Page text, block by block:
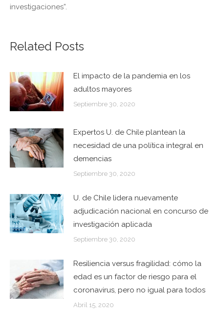
investigaciones”.
Related Posts
El impacto de la pandemia en los
adultos mayores
Septiembre 30, 2020
Expertos U. de Chile plantean la
necesidad de una política integral en
demencias
Septiembre 30, 2020
U. de Chile lidera nuevamente
adjudicación nacional en concurso de
investigación aplicada
Septiembre 30, 2020
Resiliencia versus fragilidad: cómo la
edad es un factor de riesgo para el
coronavirus, pero no igual para todos
Abril 15, 2020